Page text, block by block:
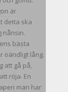
är
detta ska
nånsin.
bästa
oändligt lång.
att gå på,
röja. En
man har